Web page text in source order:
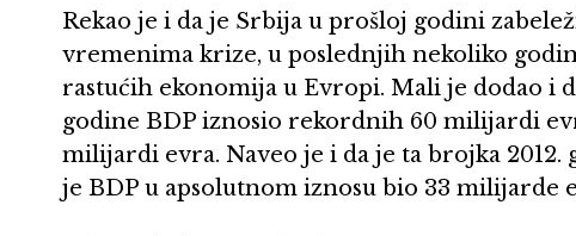
Rekao je i da je Srbija u prošloj godini
vremenima krize, u poslednjih nekoliko
rastućih ekonomija u Evropi. Mali je dodao i
godine BDP iznosio rekordnih 60 milijardi
milijardi evra. Naveo je i da je ta brojka 2012.
je BDP u apsolutnom iznosu bio 33 milijarde